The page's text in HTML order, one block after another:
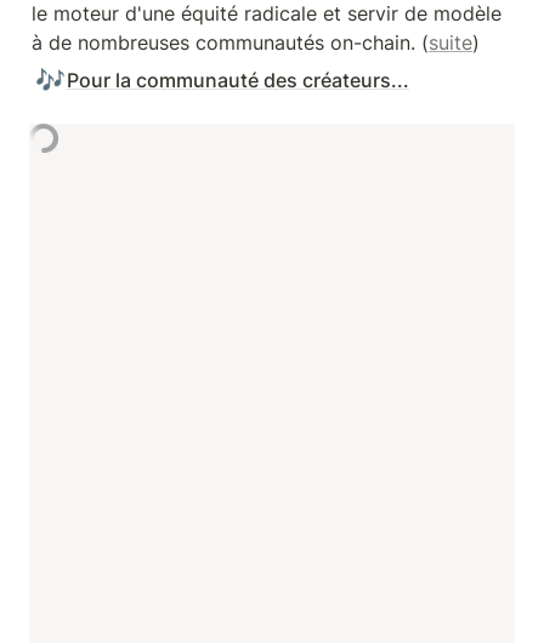
le moteur d'une équité radicale et servir de modèle
à de nombreuses communautés on-chain. (suite)
🎶Pour la communauté des créateurs...